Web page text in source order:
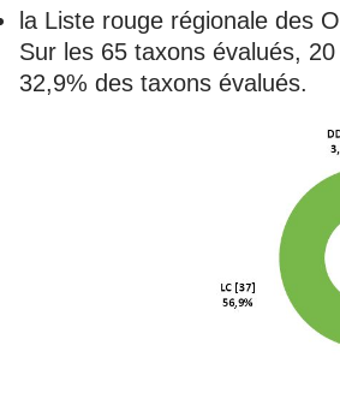
la Liste rouge régionale des
Sur les 65 taxons évalués,
32,9% des taxons évalués.